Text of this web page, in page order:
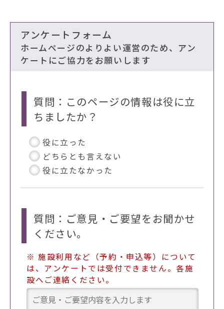
アンケートフォーム
ホームページのよりよい運営のため、アン
ケートにご協力をお願いします
質問：このページの情報は役に立
ちましたか？
役に立った
どちらとも言えない
役に立たなかった
質問：ご意見・ご要望をお聞かせ
ください。
※ 施設利用など（予約・申込等）について
は、アンケートでは受付できません。各施
設へご連絡ください。